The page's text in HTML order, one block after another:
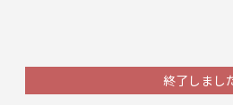
終了しまし